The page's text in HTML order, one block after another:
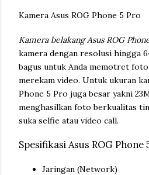
Kamera Asus ROG Phone 5 Pro
Kamera belakang Asus ROG
kamera dengan resolusi hingga
bagus untuk Anda memotret
merekam video. Untuk ukuran
Phone 5 Pro juga besar yakni
menghasilkan foto berkualitas
suka selfie atau video call.
Spesifikasi Asus ROG
Jaringan (Network)